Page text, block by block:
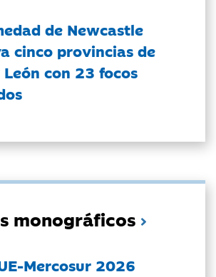
de Newcastle
cinco provincias de
con 23 focos
monográficos
Mercosur 2026